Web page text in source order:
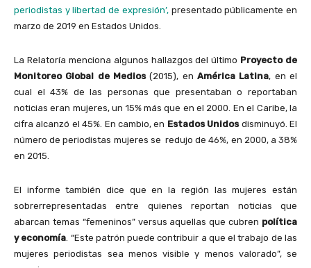
periodistas y libertad de expresión’,presentado públicamente en
marzo de 2019 en Estados Unidos.
La Relatoría menciona algunos hallazgos del último Proyecto de
Monitoreo Global de Medios(2015), en América Latina, en el
cual el 43% de las personas que presentaban o reportaban
noticias eran mujeres, un 15% más que en el 2000. En el Caribe, la
cifra alcanzó el 45%. En cambio, en Estados Unidosdisminuyó. El
número de periodistas mujeres se redujo de 46%, en 2000, a 38%
en 2015.
El informe también dice que en la región las mujeres están
sobrerrepresentadas entre quienes reportan noticias que
abarcan temas “femeninos” versus aquellas que cubren política
y economía . “Este patrón puede contribuir a que el trabajo de las
mujeres periodistas sea menos visible y menos valorado”, se